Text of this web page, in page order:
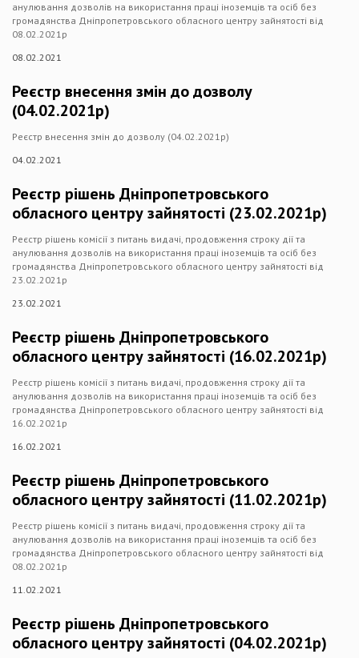
анулювання дозволів на використання праці іноземців та осіб без
громадянства Дніпропетровського обласного центру зайнятості від
08.02.2021р
08.02.2021
Реєстр внесення змін до дозволу
(04.02.2021р)
Реєстр внесення змін до дозволу (04.02.2021р)
04.02.2021
Реєстр рішень Дніпропетровського
обласного центру зайнятості (23.02.2021р)
Реєстр рішень комісії з питань видачі, продовження строку дії та
анулювання дозволів на використання праці іноземців та осіб без
громадянства Дніпропетровського обласного центру зайнятості від
23.02.2021р
23.02.2021
Реєстр рішень Дніпропетровського
обласного центру зайнятості (16.02.2021р)
Реєстр рішень комісії з питань видачі, продовження строку дії та
анулювання дозволів на використання праці іноземців та осіб без
громадянства Дніпропетровського обласного центру зайнятості від
16.02.2021р
16.02.2021
Реєстр рішень Дніпропетровського
обласного центру зайнятості (11.02.2021р)
Реєстр рішень комісії з питань видачі, продовження строку дії та
анулювання дозволів на використання праці іноземців та осіб без
громадянства Дніпропетровського обласного центру зайнятості від
08.02.2021р
11.02.2021
Реєстр рішень Дніпропетровського
обласного центру зайнятості (04.02.2021р)